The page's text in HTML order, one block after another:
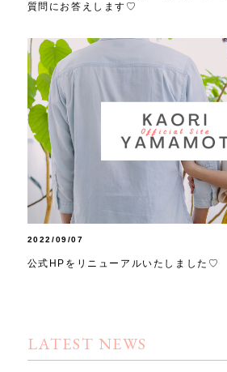
質問にお答えします♡
2022/09/07
公式HPをリニューアルいたしました♡
LATEST NEWS